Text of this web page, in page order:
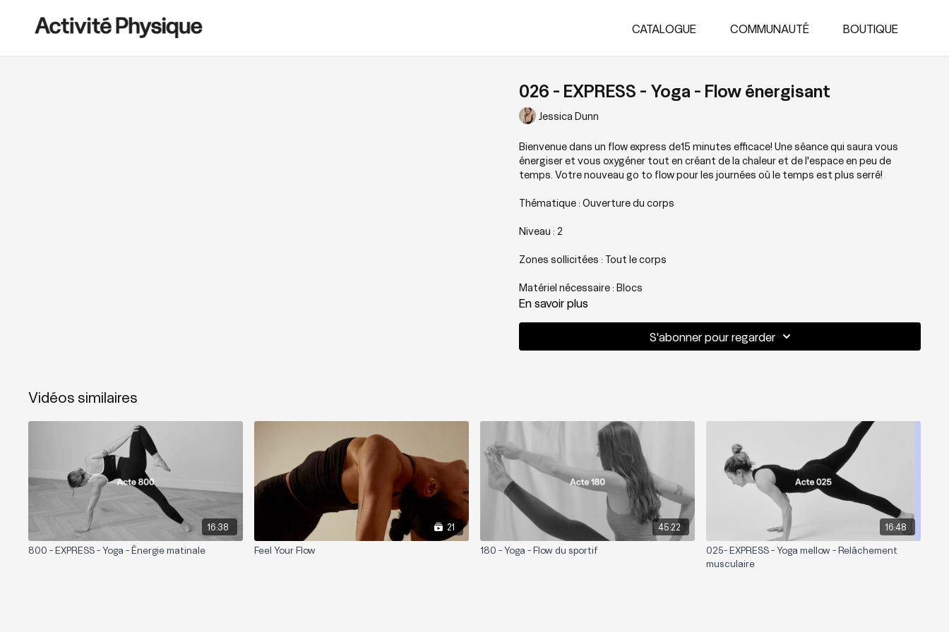
CATALOGUE COMMUNAUTÉ BOUTIQUE
026 - EXPRESS - Yoga - Flow énergisant
Jessica Dunn
Bienvenue dans un flow express de15 minutes efficace! Une séance qui saura vous
énergiser et vous oxygéner tout en créant de la chaleur et de l'espace en peu de
temps. Votre nouveau go to flow pour les journées où le temps est plus serré!
Thématique : Ouverture du corps
Niveau : 2
Zones sollicitées : Tout le corps
Matériel nécessaire : Blocs
En savoir plus
S'abonner pour regarder
Vidéos similaires
16:38
800 - EXPRESS - Yoga - Énergie matinale
21
Feel Your Flow
45:22
180 - Yoga - Flow du sportif
16:48
025- EXPRESS - Yoga mellow - Relâchement
musculaire